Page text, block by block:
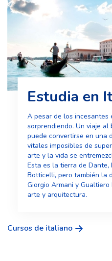
Estudia en
A pesar de los incesantes
sorprendiendo. Un viaje al
puede convertirse en una
vitales imposibles de
arte y la vida se
Esta es la tierra de
Botticelli, pero también la
Giorgio Armani y Gualtiero
arte y arquitectura.
Cursos de italiano